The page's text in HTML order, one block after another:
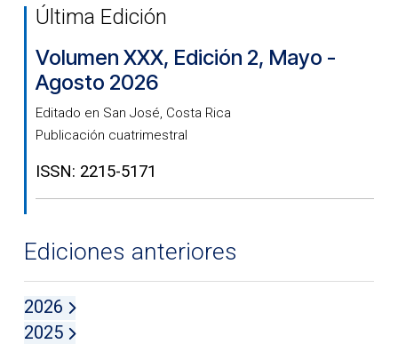
Última Edición
Volumen XXX, Edición 2, Mayo -
Agosto 2026
Editado en San José, Costa Rica
Publicación cuatrimestral
ISSN: 2215-5171
Ediciones anteriores
2026
2025